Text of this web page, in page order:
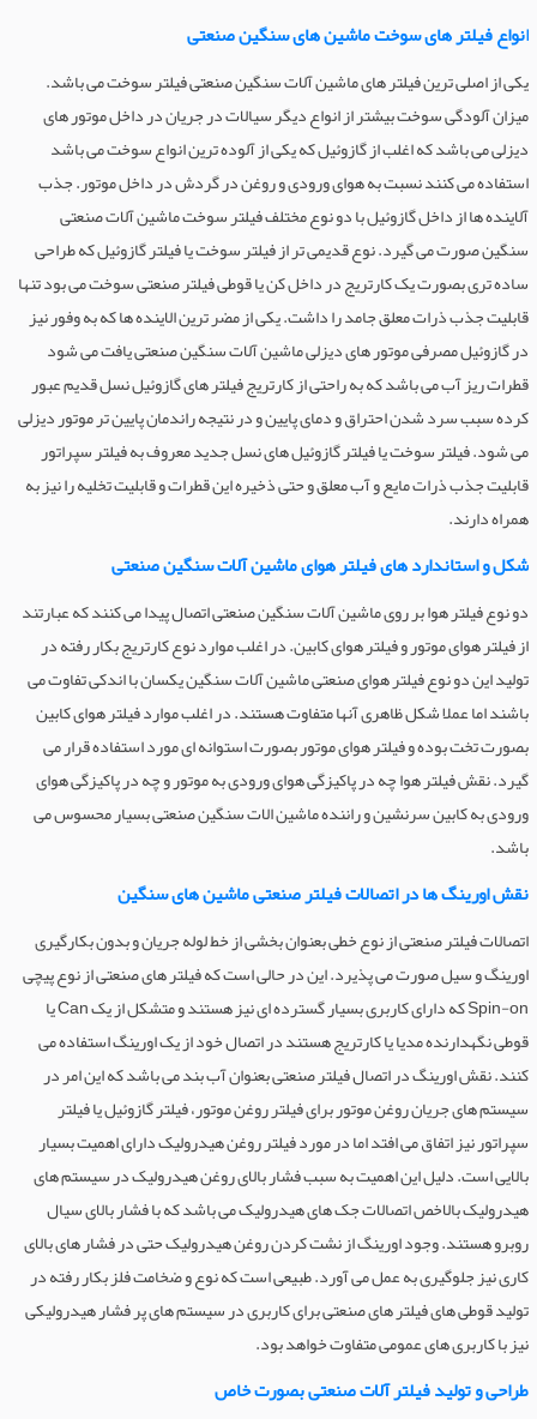
انواع فیلتر های سوخت ماشین های سنگین صنعتی
یکی از اصلی ترین فیلتر های ماشین آلات سنگین صنعتی فیلتر سوخت می باشد.
میزان آلودگی سوخت بیشتر از انواع دیگر سیالات در جریان در داخل موتور های
دیزلی می باشد که اغلب از گازوئیل که یکی از آلوده ترین انواع سوخت می باشد
استفاده می کنند نسبت به هوای ورودی و روغن در گردش در داخل موتور. جذب
آلاینده ها از داخل گازوئیل با دو نوع مختلف فیلتر سوخت ماشین آلات صنعتی
سنگین صورت می گیرد. نوع قدیمی تر از فیلتر سوخت یا فیلتر گازوئیل که طراحی
ساده تری بصورت یک کارتریج در داخل کن یا قوطی فیلتر صنعتی سوخت می بود تنها
قابلیت جذب ذرات معلق جامد را داشت. یکی از مضر ترین الاینده ها که به وفور نیز
در گازوئیل مصرفی موتور های دیزلی ماشین آلات سنگین صنعتی یافت می شود
قطرات ریز آب می باشد که به راحتی از کارتریج فیلتر های گازوئیل نسل قدیم عبور
کرده سبب سرد شدن احتراق و دمای پایین و در نتیجه راندمان پایین تر موتور دیزلی
می شود. فیلتر سوخت یا فیلتر گازوئیل های نسل جدید معروف به فیلتر سپراتور
قابلیت جذب ذرات مایع و آب معلق و حتی ذخیره این قطرات و قابلیت تخلیه را نیز به
همراه دارند.
شکل و استاندارد های فیلتر هوای ماشین آلات سنگین صنعتی
دو نوع فیلتر هوا بر روی ماشین آلات سنگین صنعتی اتصال پیدا می کنند که عبارتند
از فیلتر هوای موتور و فیلتر هوای کابین. در اغلب موارد نوع کارتریج بکار رفته در
تولید این دو نوع فیلتر هوای صنعتی ماشین آلات سنگین یکسان با اندکی تفاوت می
باشند اما عملا شکل ظاهری آنها متفاوت هستند. در اغلب موارد فیلتر هوای کابین
بصورت تخت بوده و فیلتر هوای موتور بصورت استوانه ای مورد استفاده قرار می
گیرد. نقش فیلتر هوا چه در پاکیزگی هوای ورودی به موتور و چه در پاکیزگی هوای
ورودی به کابین سرنشین و راننده ماشین الات سنگین صنعتی بسیار محسوس می
باشد.
نقش اورینگ ها در اتصالات فیلتر صنعتی ماشین های سنگین
اتصالات فیلتر صنعتی از نوع خطی بعنوان بخشی از خط لوله جریان و بدون بکارگیری
اورینگ و سیل صورت می پذیرد. این در حالی است که فیلتر های صنعتی از نوع پیچی
Spin-on که دارای کاربری بسیار گسترده ای نیز هستند و متشکل از یک Can یا
قوطی نگهدارنده مدیا یا کارتریج هستند در اتصال خود از یک اورینگ استفاده می
کنند. نقش اورینگ در اتصال فیلتر صنعتی بعنوان آب بند می باشد که این امر در
سیستم های جریان روغن موتور برای فیلتر روغن موتور، فیلتر گازوئیل یا فیلتر
سپراتور نیز اتفاق می افتد اما در مورد فیلتر روغن هیدرولیک دارای اهمیت بسیار
بالایی است. دلیل این اهمیت به سبب فشار بالای روغن هیدرولیک در سیستم های
هیدرولیک بالاخص اتصالات جک های هیدرولیک می باشد که با فشار بالای سیال
روبرو هستند. وجود اورینگ از نشت کردن روغن هیدرولیک حتی در فشار های بالای
کاری نیز جلوگیری به عمل می آورد. طبیعی است که نوع و ضخامت فلز بکار رفته در
تولید قوطی های فیلتر های صنعتی برای کاربری در سیستم های پر فشار هیدرولیکی
نیز با کاربری های عمومی متفاوت خواهد بود.
طراحی و تولید فیلتر آلات صنعتی بصورت خاص